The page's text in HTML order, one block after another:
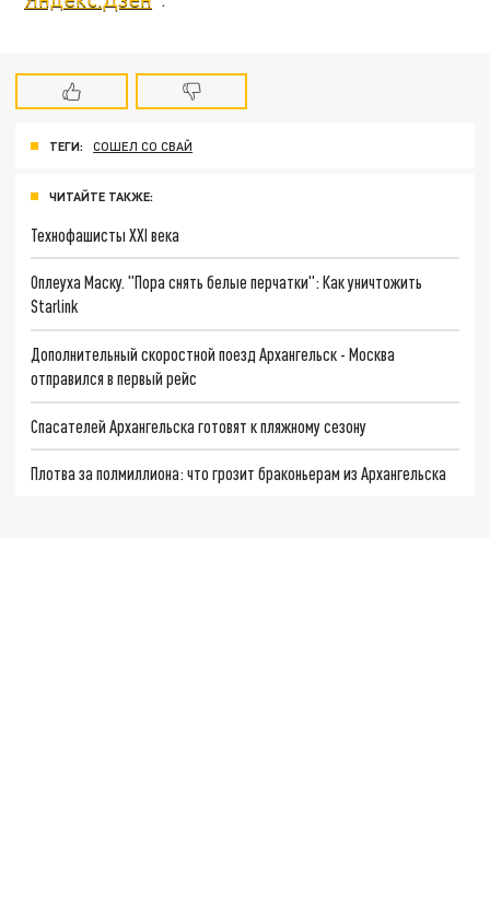
ТЕГИ: СОШЕЛ СО СВАЙ
ЧИТАЙТЕ ТАКЖЕ:
Технофашисты XXI века
Оплеуха Маску. "Пора снять белые перчатки": Как уничтожить
Starlink
Дополнительный скоростной поезд Архангельск - Москва
отправился в первый рейс
Спасателей Архангельска готовят к пляжному сезону
Плотва за полмиллиона: что грозит браконьерам из Архангельска